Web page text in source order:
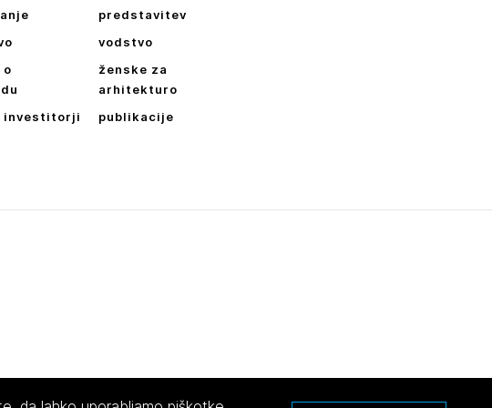
o
investitorji
predstavitev
vodstvo
ženske za
arhitekturo
publikacije